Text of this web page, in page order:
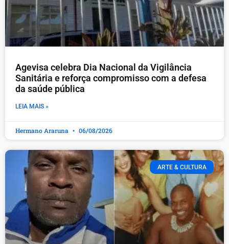
Agevisa celebra Dia Nacional da Vigilância
Sanitária e reforça compromisso com a defesa
da saúde pública
LEIA MAIS »
Hermano Araruna 06/08/2026
ARTE & CULTURA